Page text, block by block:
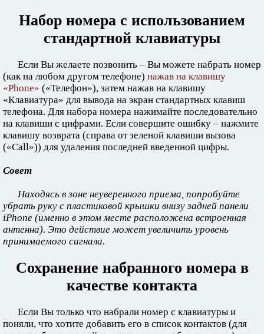
Набор номера с использованием
стандартной клавиатуры
Если Вы желаете позвонить – Вы можете набрать номер
(как на любом другом телефоне) нажав на клавишу
«Phone» («Телефон»), затем нажав на клавишу
«Клавиатура» для вывода на экран стандартных клавиш
телефона. Для набора номера нажимайте последовательно
на клавиши с цифрами. Если совершите ошибку – нажмите
клавишу возврата (справа от зеленой клавиши вызова
(«Call»)) для удаления последней введенной цифры.
Совет
Находясь в зоне неуверенного приема, попробуйте
убрать руку с пластиковой крышки внизу задней панели
iPhone (именно в этом месте расположена встроенная
антенна). Это действие может увеличить уровень
принимаемого сигнала.
Сохранение набранного номера в
качестве контакта
Если Вы только что набрали номер с клавиатуры и
поняли, что хотите добавить его в список контактов (для